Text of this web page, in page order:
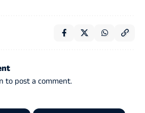
to post a comment.